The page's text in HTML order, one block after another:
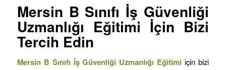
Mersin B Sınıfı İş Güvenliği
Uzmanlığı Eğitimi İçin Bizi
Tercih Edin
Mersin B Sınıfı İş Güvenliği Uzmanlığı Eğitimi için bizi